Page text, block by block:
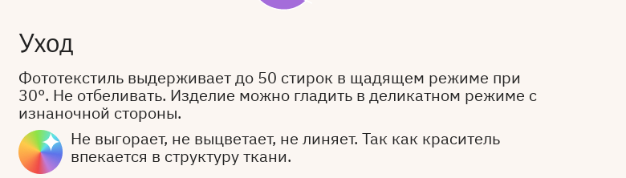
Уход
Фототекстиль выдерживает до 50 стирок в щадящем режиме при
30°. Не отбеливать. Изделие можно гладить в деликатном режиме с
изнаночной стороны.
Не выгорает, не выцветает, не линяет. Так как краситель
впекается в структуру ткани.